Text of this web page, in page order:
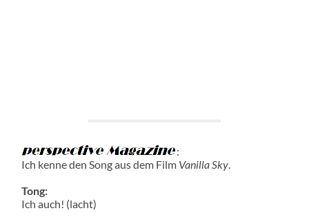
:
Ich kenne den Song aus dem Film Vanilla Sky
Tong:
Ich auch! (lacht)